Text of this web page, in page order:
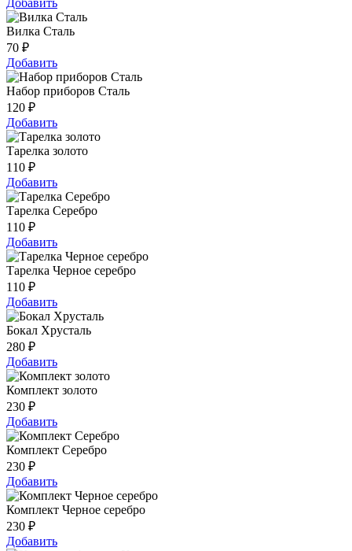
Добавить
Вилка Сталь
70 ₽
Добавить
Набор приборов Сталь
120 ₽
Добавить
Тарелка золото
110 ₽
Добавить
Тарелка Серебро
110 ₽
Добавить
Тарелка Черное серебро
110 ₽
Добавить
Бокал Хрусталь
280 ₽
Добавить
Комплект золото
230 ₽
Добавить
Комплект Серебро
230 ₽
Добавить
Комплект Черное серебро
230 ₽
Добавить